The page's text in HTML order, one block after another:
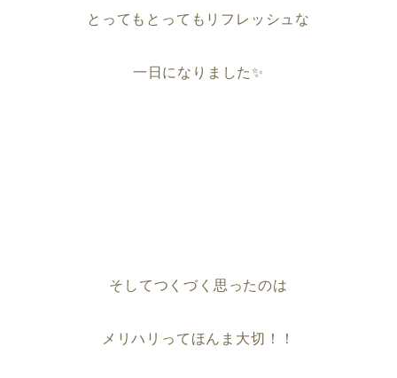
とってもとってもリフレッシュな
一日になりました✨
そしてつくづく思ったのは
メリハリってほんま大切！！